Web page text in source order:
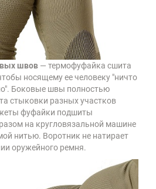
швов — термофуфайка сшита
носящему ее человеку "ничто
Боковые швы полностью
стыковки разных участков
фуфайки подшиты
на кругловязальной машине
нитью. Воротник не натирает
оружейного ремня.